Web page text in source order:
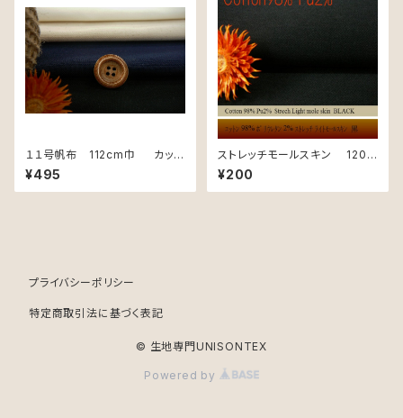
１１号帆布 112cm巾 カット
用 50cm単位
¥495
ストレッチモールスキン 120c
m巾 カット用
¥200
プライバシーポリシー
特定商取引法に基づく表記
© 生地専門UNISONTEX
Powered by